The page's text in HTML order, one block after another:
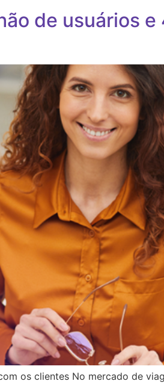
de usuários
os clientes No mercado de